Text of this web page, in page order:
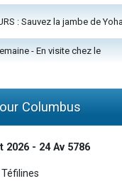
: Sauvez la jambe de
- En visite chez le
Columbus
2026 - 24 Av 5786